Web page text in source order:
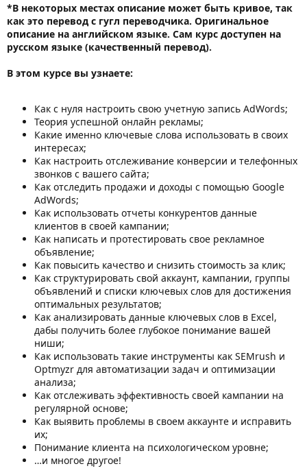
*В некоторых местах описание может быть кривое, так
как это перевод с гугл переводчика. Оригинальное
описание на английском языке. Сам курс доступен на
русском языке (качественный перевод).
В этом курсе вы узнаете:
Как с нуля настроить свою учетную запись AdWords;
Теория успешной онлайн рекламы;
Какие именно ключевые слова использовать в своих
интересах;
Как настроить отслеживание конверсии и телефонных
звонков с вашего сайта;
Как отследить продажи и доходы с помощью Google
AdWords;
Как использовать отчеты конкурентов данные
клиентов в своей кампании;
Как написать и протестировать свое рекламное
объявление;
Как повысить качество и снизить стоимость за клик;
Как структурировать свой аккаунт, кампании, группы
объявлений и списки ключевых слов для достижения
оптимальных результатов;
Как анализировать данные ключевых слов в Excel,
дабы получить более глубокое понимание вашей
ниши;
Как использовать такие инструменты как SEMrush и
Optmyzr для автоматизации задач и оптимизации
анализа;
Как отслеживать эффективность своей кампании на
регулярной основе;
Как выявить проблемы в своем аккаунте и исправить
их;
Понимание клиента на психологическом уровне;
…и многое другое!